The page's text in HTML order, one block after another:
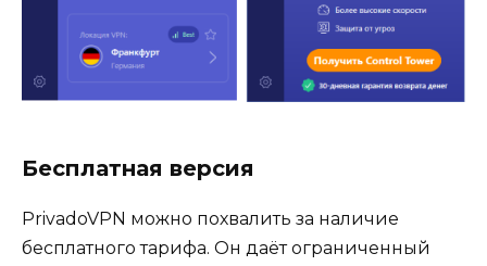
Бесплатная версия
PrivadoVPN можно похвалить за наличие
бесплатного тарифа. Он даёт ограниченный